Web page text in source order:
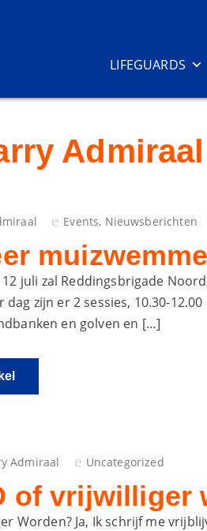
LIFEGUARDS
Admiraal
Events, Nieuwsberichten
juli zal Reddingsbrigade
zijn er 2 sessies, 10.30-
en golven en […]
Admiraal Uncategorized
of vrijwilliger
Worden? Ja, Ik schrijf me